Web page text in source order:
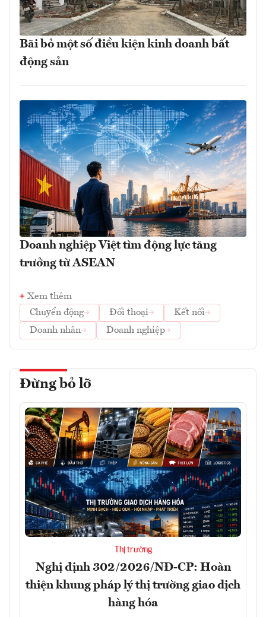
Bãi bỏ một số điều kiện kinh doanh bất
động sản
Doanh nghiệp Việt tìm động lực tăng
trưởng từ ASEAN
Xem thêm
Chuyển động
Đối thoại
Kết nối
Doanh nhân
Doanh nghiệp
Đừng bỏ lỡ
Thị trường
Nghị định 302/2026/NĐ-CP: Hoàn
thiện khung pháp lý thị trường giao dịch
hàng hóa